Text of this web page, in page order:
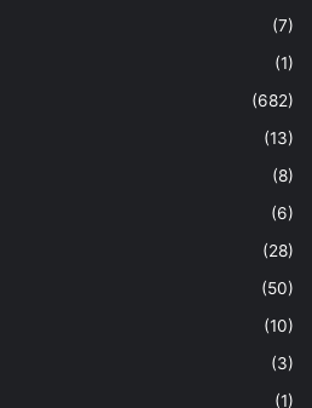
(7)
(1)
(682)
(13)
(8)
(6)
(28)
(50)
(10)
(3)
(1)